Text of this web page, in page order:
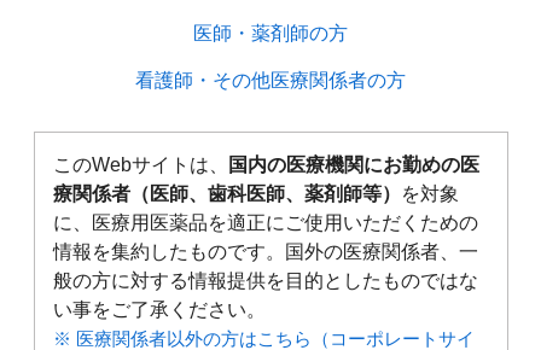
医師・薬剤師の方​
看護師・その他医療関係者の方​
このWebサイトは、
国内の医療機関にお勤めの医
療関係者（医師、歯科医師、薬剤師等）
を対象
に、医療用医薬品を適正にご使用いただくための
情報を集約したものです。国外の医療関係者、一
般の方に対する情報提供を目的としたものではな
い事をご了承ください。
※ 医療関係者以外の方はこちら（コーポレートサイ